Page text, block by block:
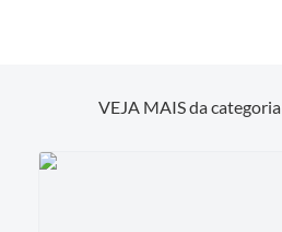
VEJA MAIS da categoria